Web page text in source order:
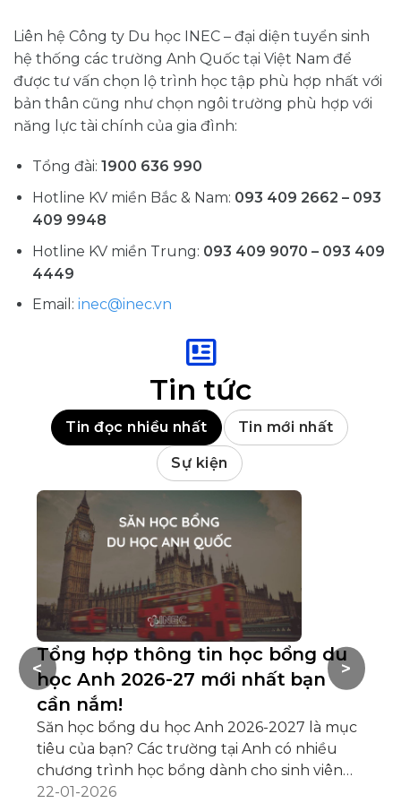
Liên hệ Công ty Du học INEC – đại diện tuyển sinh
hệ thống các trường Anh Quốc tại Việt Nam để
được tư vấn chọn lộ trình học tập phù hợp nhất với
bản thân cũng như chọn ngôi trường phù hợp với
năng lực tài chính của gia đình:
Tổng đài: 1900 636 990
Hotline KV miền Bắc & Nam: 093 409 2662 – 093
409 9948
Hotline KV miền Trung: 093 409 9070 – 093 409
4449
Email: inec@inec.vn
Tin tức
Tin đọc nhiều nhất Tin mới nhất
Sự kiện
Tổng hợp thông tin học bổng du
học Anh 2026-27 mới nhất bạn
cần nắm!
Săn học bổng du học Anh 2026-2027 là mục
tiêu của bạn? Các trường tại Anh có nhiều
chương trình học bổng dành cho sinh viên
quốc tế. Học bổng du học Anh có nhiều loại,
22-01-2026
>
<